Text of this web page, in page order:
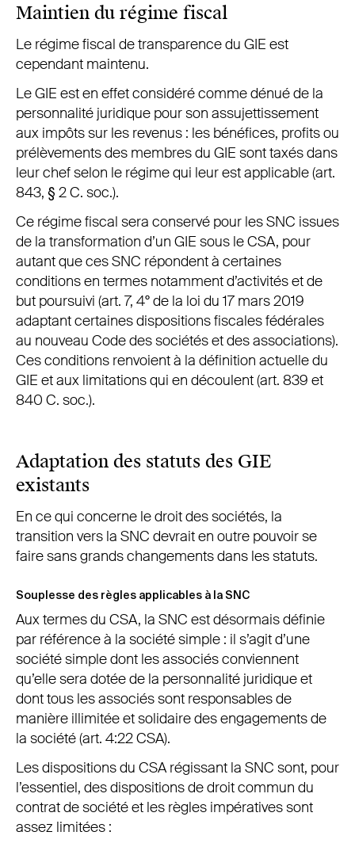
Maintien du régime fiscal
Le régime fiscal de transparence du GIE est
cependant maintenu.
Le GIE est en effet considéré comme dénué de la
personnalité juridique pour son assujettissement
aux impôts sur les revenus : les bénéfices, profits ou
prélèvements des membres du GIE sont taxés dans
leur chef selon le régime qui leur est applicable (art.
843, § 2 C. soc.).
Ce régime fiscal sera conservé pour les SNC issues
de la transformation d’un GIE sous le CSA, pour
autant que ces SNC répondent à certaines
conditions en termes notamment d’activités et de
but poursuivi (art. 7, 4° de la loi du 17 mars 2019
adaptant certaines dispositions fiscales fédérales
au nouveau Code des sociétés et des associations).
Ces conditions renvoient à la définition actuelle du
GIE et aux limitations qui en découlent (art. 839 et
840 C. soc.).
Adaptation des statuts des GIE
existants
En ce qui concerne le droit des sociétés, la
transition vers la SNC devrait en outre pouvoir se
faire sans grands changements dans les statuts.
Souplesse des règles applicables à la SNC
Aux termes du CSA, la SNC est désormais définie
par référence à la société simple : il s’agit d’une
société simple dont les associés conviennent
qu’elle sera dotée de la personnalité juridique et
dont tous les associés sont responsables de
manière illimitée et solidaire des engagements de
la société (art. 4:22 CSA).
Les dispositions du CSA régissant la SNC sont, pour
l’essentiel, des dispositions de droit commun du
contrat de société et les règles impératives sont
assez limitées :